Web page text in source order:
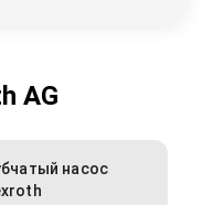
AG
насос